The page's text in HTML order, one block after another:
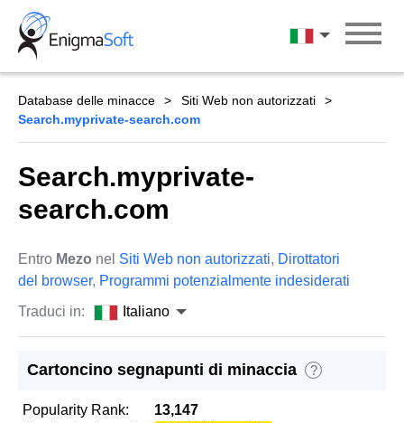
Skip
content
Italiano
Database delle minacce
Siti Web non autorizzati
Search.myprivate-search.com
Search.myprivate-
search.com
Entro Mezo nel Siti Web non autorizzati, Dirottatori
del browser, Programmi potenzialmente indesiderati
Traduci in:
Italiano
Cartoncino segnapunti di minaccia ?
Popularity Rank:
13,147